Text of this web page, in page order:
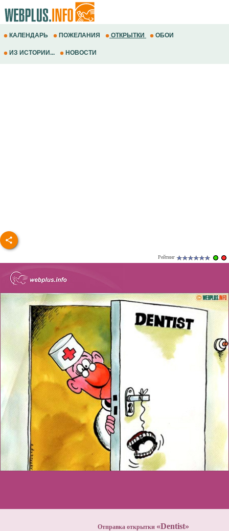
КАЛЕНДАРЬ ПОЖЕЛАНИЯ ОТКРЫТКИ ОБОИ
ИЗ ИСТОРИИ... НОВОСТИ
Рейтинг
Отправка открытки «Dentist»